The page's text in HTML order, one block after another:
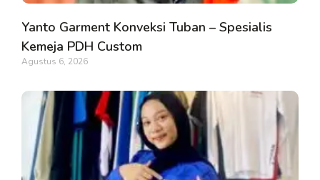
Yanto Garment Konveksi Tuban – Spesialis
Kemeja PDH Custom
Agustus 6, 2026